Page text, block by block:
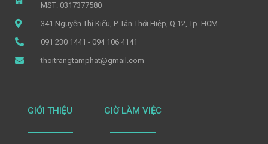
MST: 0317377580
341 Nguyễn Thị Kiểu, P. Tân Thới Hiệp, Q.12, Tp. HCM
091 230 1441 - 094 106 4141
thoitrangtamphat@gmail.com
GIỚI THIỆU GIỜ LÀM VIỆC